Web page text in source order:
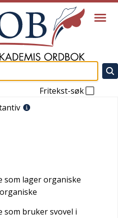
Fritekst-søk
som lager organiske
som bruker svovel i